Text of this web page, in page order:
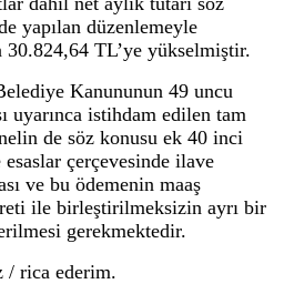
yapılan düzenlemeyle
TL’ye yükselmiştir.
Kanununun 49 uncu
uyarınca istihdam edilen tam
de söz konusu ek 40 inci
çerçevesinde ilave
ve bu ödemenin maaş
ile birleştirilmeksizin ayrı bir
gerekmektedir.
/ rica ederim.